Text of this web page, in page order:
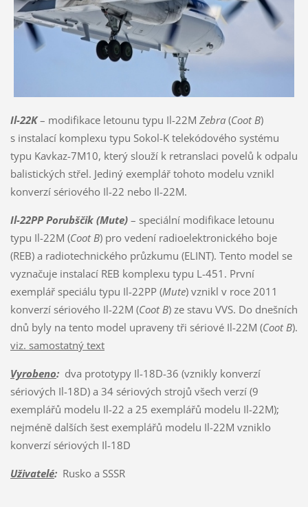
Il-22K– modifikace letounu typu Il-22M Zebra(Coot B)
s instalací komplexu typu Sokol-K telekódového systému
typu Kavkaz-7M10, který slouží k retranslaci povelů k odpalu
balistických střel. Jediný exemplář tohoto modelu vznikl
konverzí sériového Il-22 nebo Il-22M.
Il-22PP Porubščik (Mute)– speciální modifikace letounu
typu Il-22M (Coot B) pro vedení radioelektronického boje
(REB) a radiotechnického průzkumu (ELINT). Tento model se
vyznačuje instalací REB komplexu typu L-451. První
exemplář speciálu typu Il-22PP (Mute) vznikl v roce 2011
konverzí sériového Il-22M (Coot B) ze stavu VVS. Do dnešních
dnů byly na tento model upraveny tři sériové Il-22M (Coot B).
viz. samostatný text
Vyrobeno:dva prototypy Il-18D-36 (vznikly konverzí
sériových Il-18D) a 34 sériových strojů všech verzí (9
exemplářů modelu Il-22 a 25 exemplářů modelu Il-22M);
nejméně dalších šest exemplářů modelu Il-22M vzniklo
konverzí sériových Il-18D
Uživatelé:Rusko a SSSR